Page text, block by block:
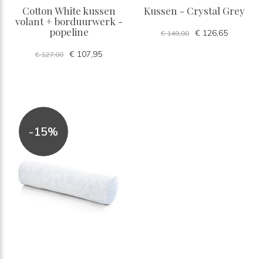
Cotton White kussen
volant + borduurwerk -
popeline
€ 127,00 € 107,95
Kussen - Crystal Grey
€ 149,00 € 126,65
-15%